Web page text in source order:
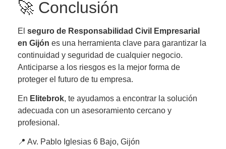
🚀 Conclusión
El seguro de Responsabilidad Civil Empresarial
en Gijón es una herramienta clave para garantizar la
continuidad y seguridad de cualquier negocio.
Anticiparse a los riesgos es la mejor forma de
proteger el futuro de tu empresa.
En Elitebrok, te ayudamos a encontrar la solución
adecuada con un asesoramiento cercano y
profesional.
📍 Av. Pablo Iglesias 6 Bajo, Gijón